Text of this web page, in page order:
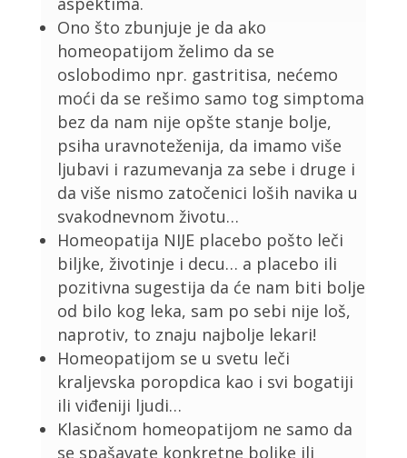
Ono što zbunjuje je da ako
homeopatijom želimo da se
oslobodimo npr. gastritisa, nećemo
moći da se rešimo samo tog simptoma
bez da nam nije opšte stanje bolje,
psiha uravnoteženija, da imamo više
ljubavi i razumevanja za sebe i druge i
da više nismo zatočenici loših navika u
svakodnevnom životu…
Homeopatija NIJE placebo pošto leči
biljke, životinje i decu… a placebo ili
pozitivna sugestija da će nam biti bolje
od bilo kog leka, sam po sebi nije loš,
naprotiv, to znaju najbolje lekari!
Homeopatijom se u svetu leči
kraljevska poropdica kao i svi bogatiji
ili viđeniji ljudi…
Klasičnom homeopatijom ne samo da
se spašavate konkretne boljke ili